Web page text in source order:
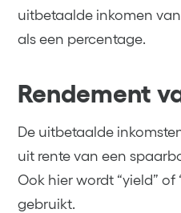
uitbetaalde inkomen
als een percentage.
Rendement
De uitbetaalde
uit rente van een
Ook hier wordt “yield” of
gebruikt.